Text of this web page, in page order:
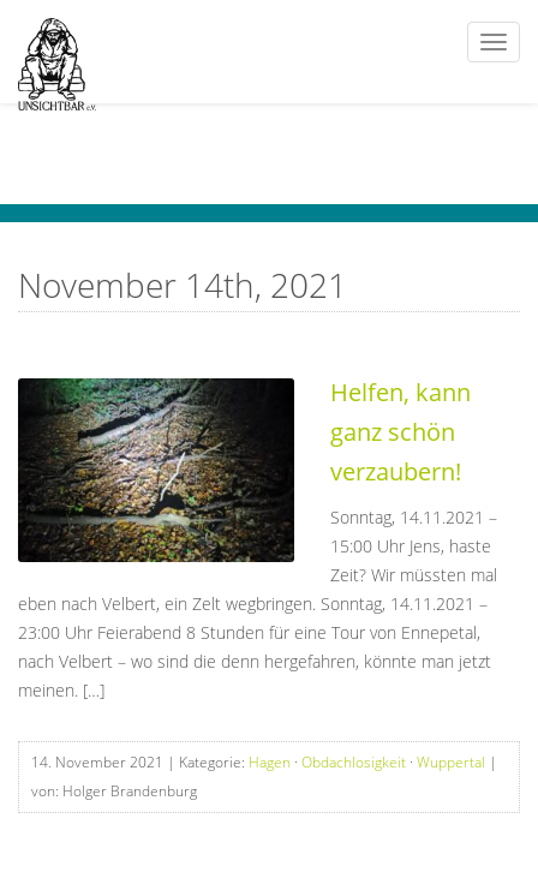
November 14th, 2021
Helfen, kann
ganz schön
verzaubern!
Sonntag, 14.11.2021 –
15:00 Uhr Jens, haste
Zeit? Wir müssten mal
eben nach Velbert, ein Zelt wegbringen. Sonntag, 14.11.2021 –
23:00 Uhr Feierabend 8 Stunden für eine Tour von Ennepetal,
nach Velbert – wo sind die denn hergefahren, könnte man jetzt
meinen. […]
14. November 2021 | Kategorie: Hagen · Obdachlosigkeit · Wuppertal |
von: Holger Brandenburg